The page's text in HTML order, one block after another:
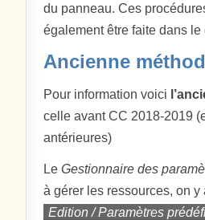
du panneau. Ces
également être faite dans le
Ancienne
Pour information voici
celle avant CC 2018-2019
antérieures)
LeGestionnaire des
à gérer les ressources, on
Edition / Paramètres